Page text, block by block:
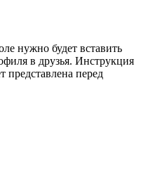
нужно будет вставить
в друзья. Инструкция
представлена перед